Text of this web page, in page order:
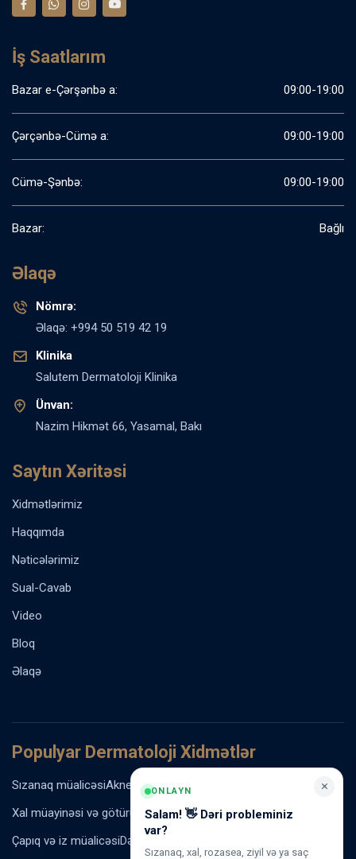
×
ONLAYN
Salam! 👋 Dəri probleminiz
var?
Sızanaq, xal, rozasea, ziyil və ya saç
İş Saatlarım
Bazar e-Çərşənbə a: 09:00-19:00
Çərçənbə-Cümə a: 09:00-19:00
Cümə-Şənbə: 09:00-19:00
Bazar: Bağlı
Əlaqə
Nömrə:
Əlaqə: +994 50 519 42 19
Klinika
Salutem Dermatoloji Klinika
Ünvan:
Nazim Hikmət 66, Yasamal, Bakı
Saytın Xəritəsi
Xidmətlərimiz
Haqqımda
Nəticələrimiz
Sual-Cavab
Video
Bloq
Əlaqə
Populyar Dermatoloji Xidmətlər
Sızanaq müalicəsiAkne vulgaris müalicəsi
Rozasea müalicəsi
Xal müayinəsi və götürülməsiZiyil və papilloma müalicəsi
Çapıq və iz müalicəsiDəri ləkələrinin müalicəsi